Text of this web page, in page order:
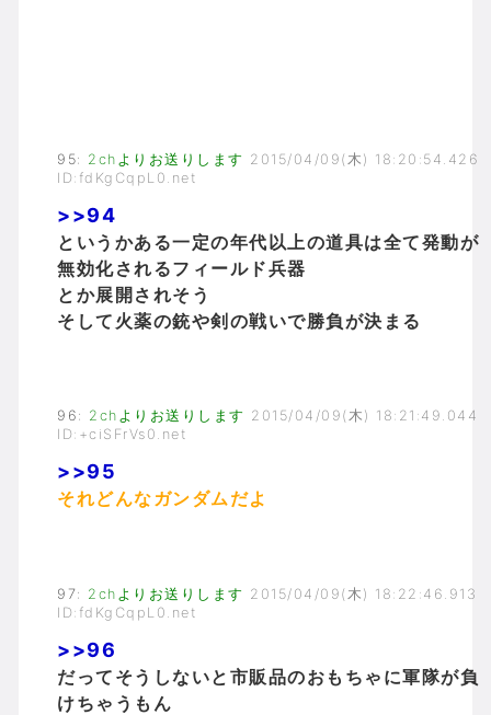
95: 2chよりお送りします 2015/04/09(木) 18:20:54.426
ID:fdKgCqpL0.net
>>94
というかある一定の年代以上の道具は全て発動が
無効化されるフィールド兵器
とか展開されそう
そして火薬の銃や剣の戦いで勝負が決まる
96 : 2chよりお送りします 2015/04/09(木) 18:21:49.044
ID:+ciSFrVs0.net
>>95
それどんなガンダムだよ
97: 2chよりお送りします 2015/04/09(木) 18:22:46.913
ID:fdKgCqpL0.net
>>96
だってそうしないと市販品のおもちゃに軍隊が負
けちゃうもん